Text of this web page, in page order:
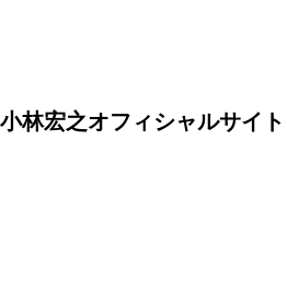
小林宏之オフィシャルサイト